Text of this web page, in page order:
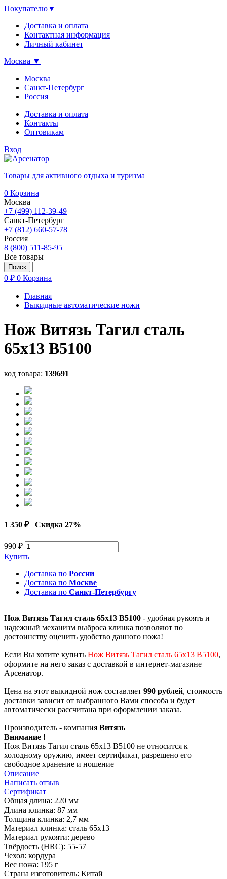
Покупателю▼
Доставка и оплата
Контактная информация
Личный кабинет
Москва ▼
Москва
Санкт-Петербург
Россия
Доставка и оплата
Контакты
Оптовикам
Вход
Товары для активного отдыха и туризма
0 Корзина
Москва
+7 (499) 112-39-49
Санкт-Петербург
+7 (812) 660-57-78
Россия
8 (800) 511-85-95
Все товары
0 ₽ 0 Корзина
Главная
Выкидные автоматические ножи
Нож Витязь Тагил cталь
65х13 B5100
код товара: 139691
1 350 ₽ Скидка 27%
990 ₽
Купить
Доставка по России
Доставка по Москве
Доставка по Санкт-Петербургу
Нож Витязь Тагил cталь 65х13 B5100 - удобная рукоять и
надежный механизм выброса клинка позволяют по
достоинству оценить удобство данного ножа!
Если Вы хотите купить Нож Витязь Тагил cталь 65х13 B5100,
оформите на него заказ с доставкой в интернет-магазине
Арсенатор.
Цена на этот выкидной нож составляет 990 рублей, стоимость
доставки зависит от выбранного Вами способа и будет
автоматически рассчитана при оформлении заказа.
Производитель - компания Витязь
Внимание !
Нож Витязь Тагил cталь 65х13 B5100 не относится к
холодному оружию, имеет сертификат, разрешено его
свободное хранение и ношение
Описание
Написать отзыв
Сертификат
Общая длина: 220 мм
Длина клинка: 87 мм
Толщина клинка: 2,7 мм
Материал клинка: cталь 65х13
Материал рукояти: дерево
Твёрдость (HRC): 55-57
Чехол: кордура
Вес ножа: 195 г
Страна изготовитель: Китай